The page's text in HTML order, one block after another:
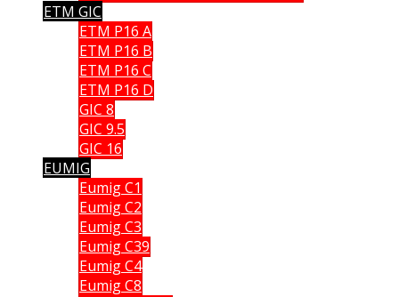
ETM GIC
ETM P16 A
ETM P16 B
ETM P16 C
ETM P16 D
GIC 8
GIC 9.5
GIC 16
EUMIG
Eumig C1
Eumig C2
Eumig C3
Eumig C39
Eumig C4
Eumig C8